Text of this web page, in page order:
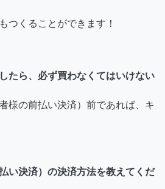
つくることができます！
たら、必ず買わなくてはいけない
様の前払い決済）前であれば、キ
い決済）の決済方法を教えてくだ